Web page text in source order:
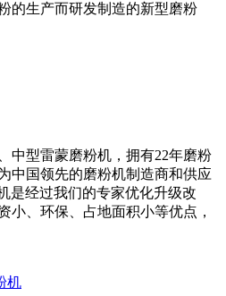
的生产而研发制造的新型磨粉
中型雷蒙磨粉机，拥有22年磨粉
中国领先的磨粉机制造商和供应
是经过我们的专家优化升级改
小、环保、占地面积小等优点，